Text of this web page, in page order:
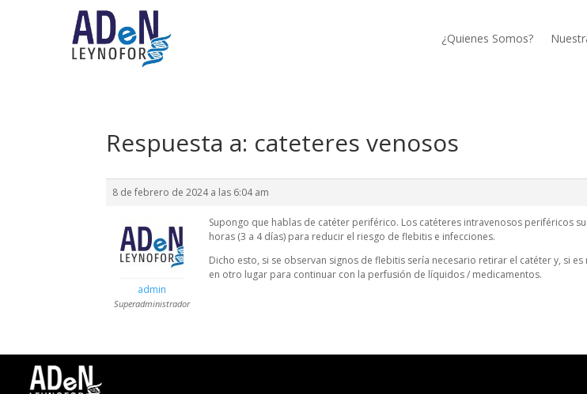
¿Quienes Somos?
Respuesta a: cateteres venosos
8 de febrero de 2024 a las 6:04 am
admin
Superadministrador
Supongo que hablas de catéter periférico. Los catéteres intravenosos periféricos
horas (3 a 4 días) para reducir el riesgo de flebitis e infecciones.
Dicho esto, si se observan signos de flebitis sería necesario retirar el catéter y, si
en otro lugar para continuar con la perfusión de líquidos / medicamentos.